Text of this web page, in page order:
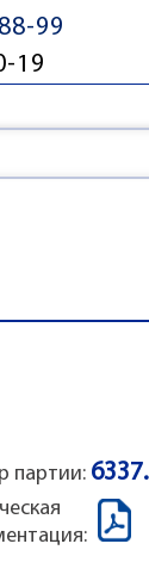
99
19
партии: